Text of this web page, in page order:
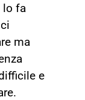
lo fa
ma
e